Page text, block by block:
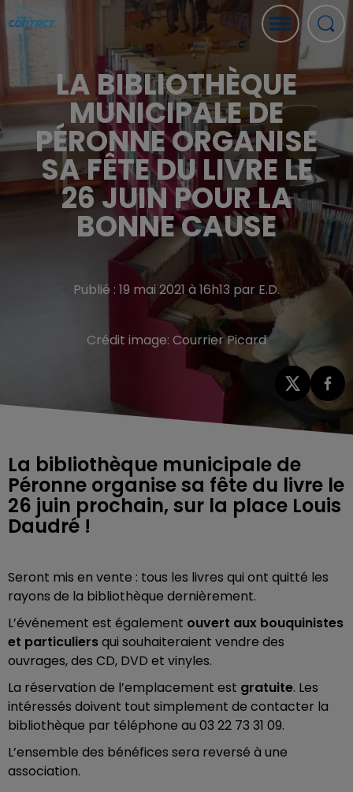
LA BIBLIOTHÈQUE
MUNICIPALE DE
PÉRONNE ORGANISE
SA FÊTE DU LIVRE LE
26 JUIN POUR LA
BONNE CAUSE
Publié : 19 mai 2021 à 16h13 par E.D.
Crédit image: Courrier Picard
La bibliothèque municipale de
Péronne organise sa fête du livre le
26 juin prochain, sur la place Louis
Daudré !
Seront mis en vente : tous les livres qui ont quitté les
rayons de la bibliothèque dernièrement.
L’événement est également ouvert aux bouquinistes
et particuliersqui souhaiteraient vendre des
ouvrages, des CD, DVD et vinyles.
La réservation de l’emplacement est gratuite. Les
intéressés doivent tout simplement de contacter la
bibliothèque par téléphone au 03 22 73 31 09.
L’ensemble des bénéfices sera reversé à une
association.